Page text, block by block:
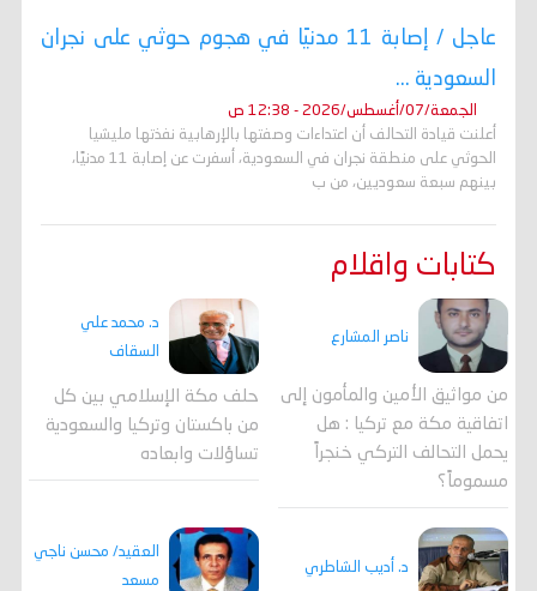
عاجل / إصابة 11 مدنيًا في هجوم حوثي على نجران
السعودية ...
الجمعة/07/أغسطس/2026 - 12:38 ص
أعلنت قيادة التحالف أن اعتداءات وصفتها بالإرهابية نفذتها مليشيا
الحوثي على منطقة نجران في السعودية، أسفرت عن إصابة 11 مدنيًا،
بينهم سبعة سعوديين، من ب
كتابات واقلام
ناصر المشارع
من مواثيق الأمين والمأمون إلى
اتفاقية مكة مع تركيا : هل
يحمل التحالف التركي خنجراً
مسموماً؟
د. محمد علي
السقاف
حلف مكة الإسلامي بين كل
من باكستان وتركيا والسعودية
تساؤلات وابعاده
د. أديب الشاطري
العقيد/ محسن ناجي
مسعد